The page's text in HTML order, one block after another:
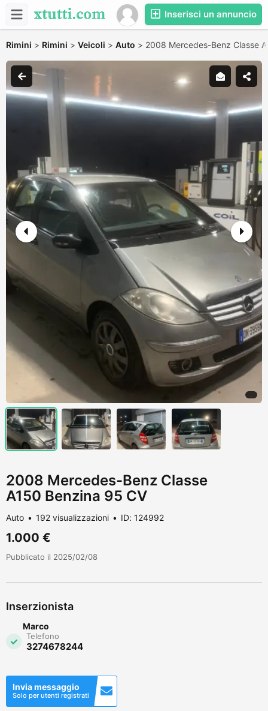
Inserisci un annuncio
Rimini > Rimini > Veicoli > Auto > 2008 Mercedes-Benz Classe
2008 Mercedes-Benz Classe
A150 Benzina 95 CV
Auto 192 visualizzazioni ID: 124992
1.000 €
Pubblicato il 2025/02/08
Inserzionista
Marco
Telefono
3274678244
Invia messaggio
Solo per utenti registrati